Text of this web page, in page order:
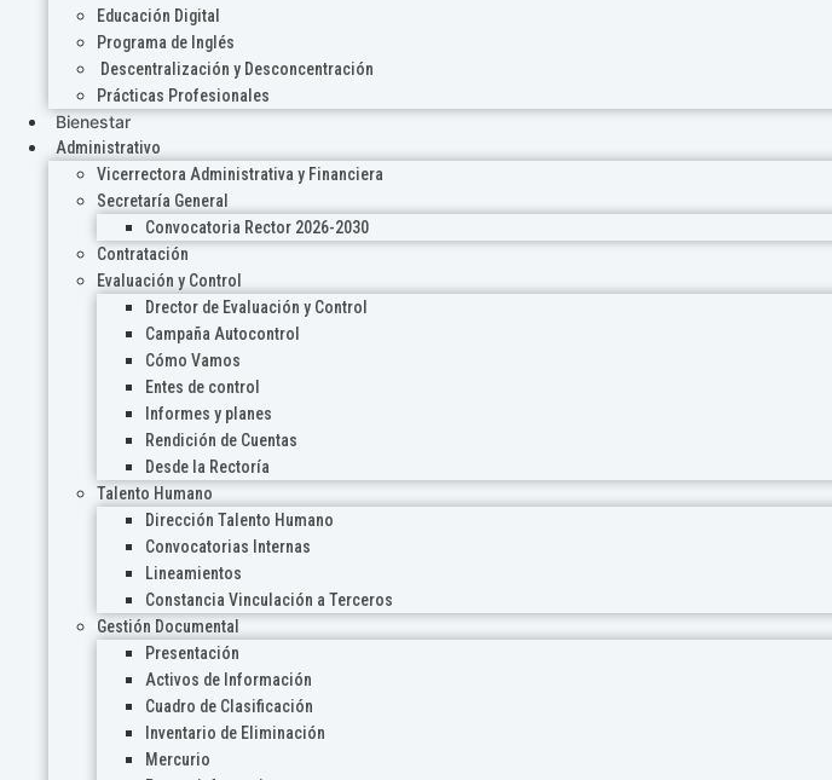
Educación Digital
Programa de Inglés
Descentralización y Desconcentración
Prácticas Profesionales
Bienestar
Administrativo
Vicerrectora Administrativa y Financiera
Secretaría General
Convocatoria Rector 2026-2030
Contratación
Evaluación y Control
Drector de Evaluación y Control
Campaña Autocontrol
Cómo Vamos
Entes de control
Informes y planes
Rendición de Cuentas
Desde la Rectoría
Talento Humano
Dirección Talento Humano
Convocatorias Internas
Lineamientos
Constancia Vinculación a Terceros
Gestión Documental
Presentación
Activos de Información
Cuadro de Clasificación
Inventario de Eliminación
Mercurio